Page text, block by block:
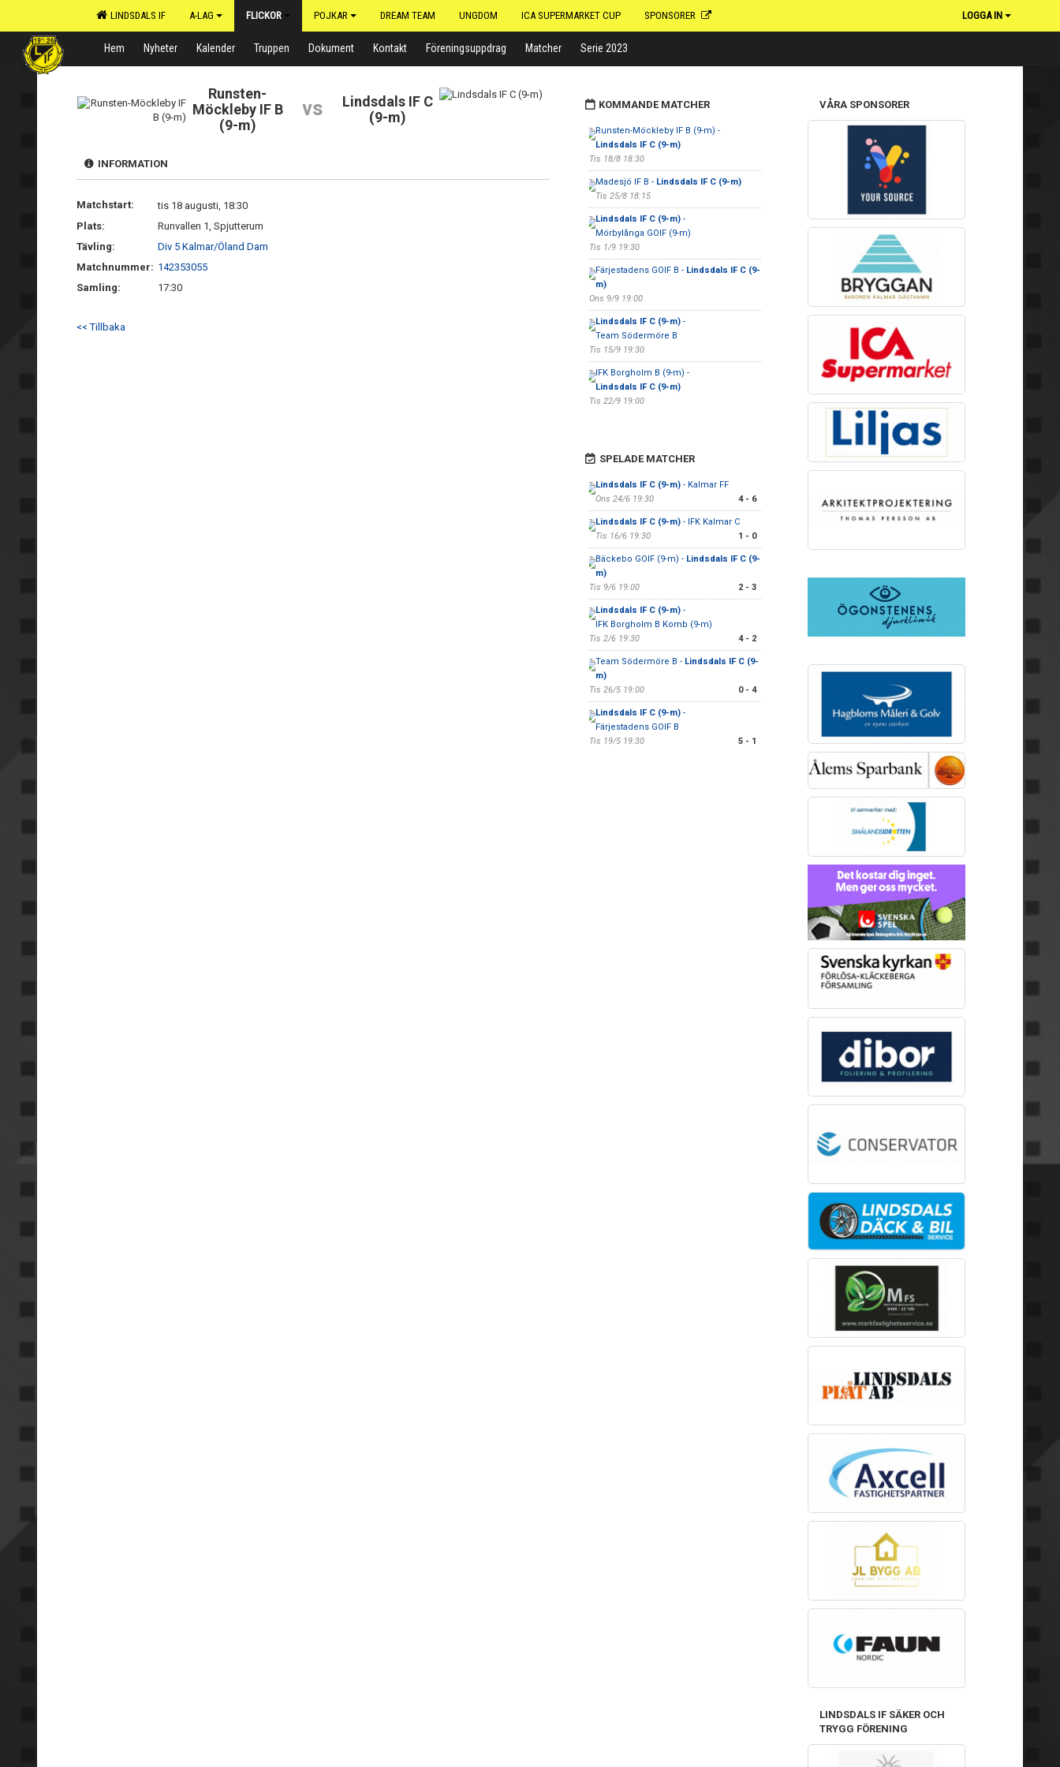
LINDSDALS IF A-LAG FLICKOR POJKAR DREAM TEAM UNGDOM ICA SUPERMARKET CUP SPONSORER LOGGA IN
Hem Nyheter Kalender Truppen Dokument Kontakt Föreningsuppdrag Matcher Serie 2023
Runsten-
Möckleby IF B
(9-m)
vs
Lindsdals IF C
(9-m)
INFORMATION
Matchstart:
tis 18 augusti, 18:30
Plats:
Runvallen 1, Spjutterum
Tävling:
Div 5 Kalmar/Öland Dam
Matchnummer: 142353055
Samling:
17:30
<< Tillbaka
KOMMANDE MATCHER
Runsten-Möckleby IF B (9-m) -
Lindsdals IF C (9-m)
Tis 18/8 18:30
Madesjö IF B - Lindsdals IF C (9-m)
Tis 25/8 18:15
Lindsdals IF C (9-m)-
Mörbylånga GOIF (9-m)
Tis 1/9 19:30
Färjestadens GOIF B - Lindsdals IF C (9-
m)
Ons 9/9 19:00
Lindsdals IF C (9-m)-
Team Södermöre B
Tis 15/9 19:30
IFK Borgholm B (9-m) -
Lindsdals IF C (9-m)
Tis 22/9 19:00
SPELADE MATCHER
Lindsdals IF C (9-m)- Kalmar FF
Ons 24/6 19:30
4 - 6
Lindsdals IF C (9-m)- IFK Kalmar C
Tis 16/6 19:30
1 - 0
Bäckebo GOIF (9-m) - Lindsdals IF C (9-
m)
Tis 9/6 19:00
2 - 3
Lindsdals IF C (9-m)-
IFK Borgholm B Komb (9-m)
Tis 2/6 19:30
4 - 2
Team Södermöre B - Lindsdals IF C (9-
m)
Tis 26/5 19:00
0 - 4
Lindsdals IF C (9-m)-
Färjestadens GOIF B
Tis 19/5 19:30
5 - 1
VÅRA SPONSORER
LINDSDALS IF SÄKER OCH
TRYGG FÖRENING